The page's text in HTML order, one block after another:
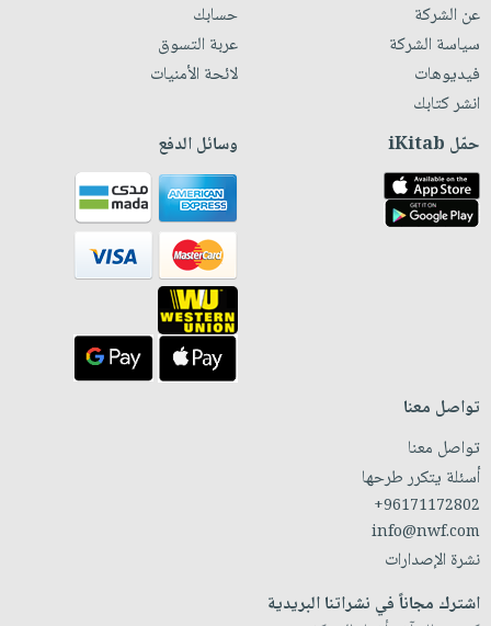
عن الشركة
سياسة الشركة
فيديوهات
انشر كتابك
حسابك
عربة التسوق
لائحة الأمنيات
حمّل iKitab وسائل الدفع
تواصل معنا
تواصل معنا
أسئلة يتكرر طرحها
+96171172802
info@nwf.com
نشرة الإصدارات
اشترك مجاناً في نشراتنا البريدية